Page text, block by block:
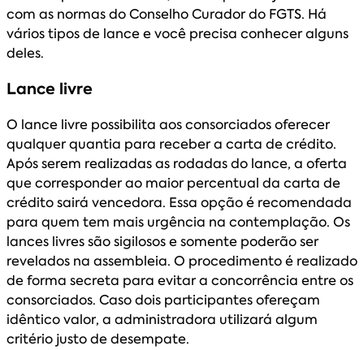
com as normas do Conselho Curador do FGTS. Há
vários tipos de lance e você precisa conhecer alguns
deles.
Lance livre
O lance livre possibilita aos consorciados oferecer
qualquer quantia para receber a carta de crédito.
Após serem realizadas as rodadas do lance, a oferta
que corresponder ao maior percentual da carta de
crédito sairá vencedora. Essa opção é recomendada
para quem tem mais urgência na contemplação. Os
lances livres são sigilosos e somente poderão ser
revelados na assembleia. O procedimento é realizado
de forma secreta para evitar a concorrência entre os
consorciados. Caso dois participantes ofereçam
idêntico valor, a administradora utilizará algum
critério justo de desempate.